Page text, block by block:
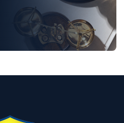
Xã Hội